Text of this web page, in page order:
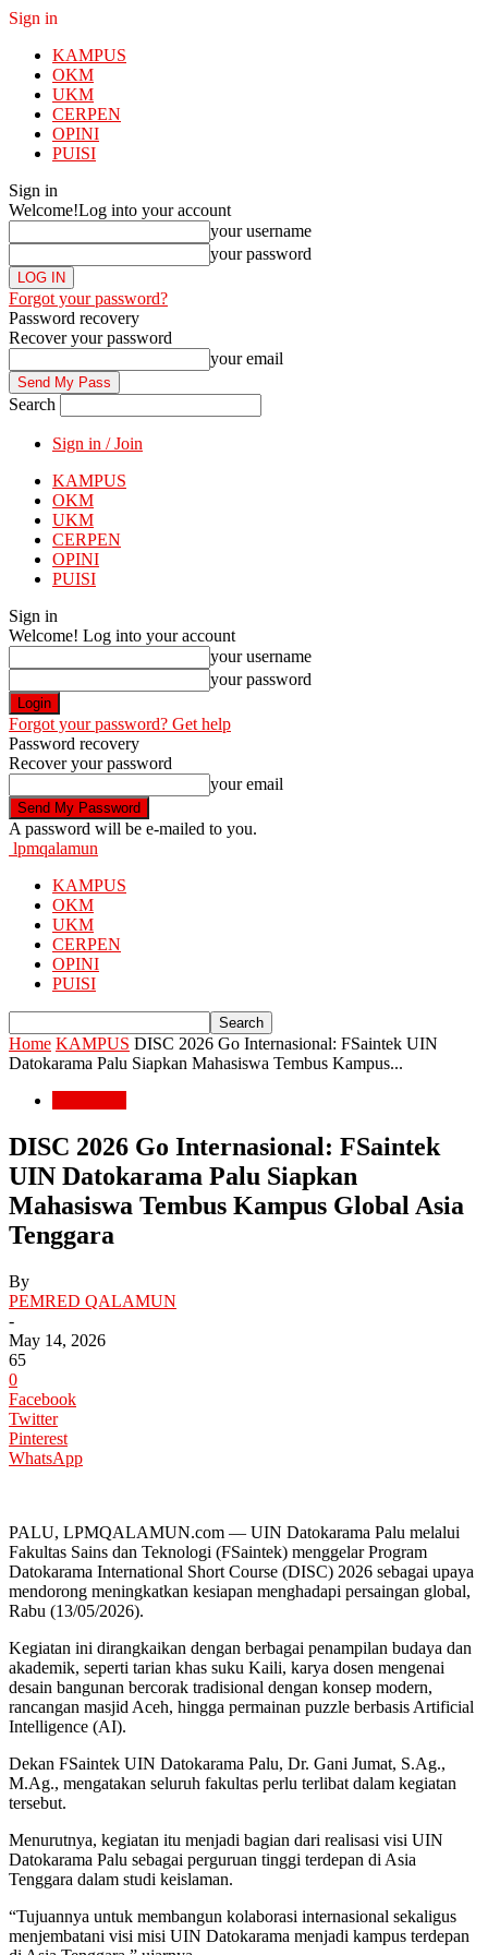
Sign in
KAMPUS
OKM
UKM
CERPEN
OPINI
PUISI
Sign in
Welcome!Log into your account
your username
your password
Forgot your password?
Password recovery
Recover your password
your email
Search
Sign in / Join
KAMPUS
OKM
UKM
CERPEN
OPINI
PUISI
Sign in
Welcome! Log into your account
your username
your password
Forgot your password? Get help
Password recovery
Recover your password
your email
A password will be e-mailed to you.
lpmqalamun
KAMPUS
OKM
UKM
CERPEN
OPINI
PUISI
Home KAMPUS DISC 2026 Go Internasional: FSaintek UIN
Datokarama Palu Siapkan Mahasiswa Tembus Kampus...
DISC 2026 Go Internasional: FSaintek
UIN Datokarama Palu Siapkan
Mahasiswa Tembus Kampus Global Asia
Tenggara
By
PEMRED QALAMUN
-
May 14, 2026
65
0
Facebook
Twitter
Pinterest
WhatsApp
PALU, LPMQALAMUN.com — UIN Datokarama Palu melalui
Fakultas Sains dan Teknologi (FSaintek) menggelar Program
Datokarama International Short Course (DISC) 2026 sebagai upaya
mendorong meningkatkan kesiapan menghadapi persaingan global,
Rabu (13/05/2026).
Kegiatan ini dirangkaikan dengan berbagai penampilan budaya dan
akademik, seperti tarian khas suku Kaili, karya dosen mengenai
desain bangunan bercorak tradisional dengan konsep modern,
rancangan masjid Aceh, hingga permainan puzzle berbasis Artificial
Intelligence (AI).
Dekan FSaintek UIN Datokarama Palu, Dr. Gani Jumat, S.Ag.,
M.Ag., mengatakan seluruh fakultas perlu terlibat dalam kegiatan
tersebut.
Menurutnya, kegiatan itu menjadi bagian dari realisasi visi UIN
Datokarama Palu sebagai perguruan tinggi terdepan di Asia
Tenggara dalam studi keislaman.
“Tujuannya untuk membangun kolaborasi internasional sekaligus
menjembatani visi misi UIN Datokarama menjadi kampus terdepan